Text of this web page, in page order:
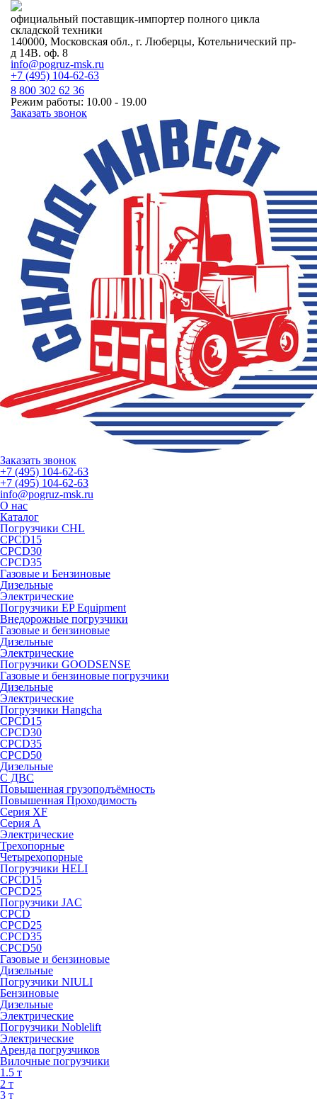
официальный поставщик-импортер полного цикла
складской техники
140000, Московская обл., г. Люберцы, Котельнический пр-
д 14В. оф. 8
info@pogruz-msk.ru
+7 (495) 104-62-63
8 800 302 62 36
Режим работы: 10.00 - 19.00
Заказать звонок
Заказать звонок
+7 (495) 104-62-63
+7 (495) 104-62-63
info@pogruz-msk.ru
О нас
Каталог
Погрузчики CHL
CPCD15
CPCD30
CPCD35
Газовые и Бензиновые
Дизельные
Электрические
Погрузчики EP Equipment
Внедорожные погрузчики
Газовые и бензиновые
Дизельные
Электрические
Погрузчики GOODSENSE
Газовые и бензиновые погрузчики
Дизельные
Электрические
Погрузчики Hangcha
CPCD15
CPCD30
CPCD35
CPCD50
Дизельные
С ДВС
Повышенная грузоподъёмность
Повышенная Проходимость
Серия XF
Серия А
Электрические
Трехопорные
Четырехопорные
Погрузчики HELI
CPCD15
CPCD25
Погрузчики JAC
CPCD
CPCD25
CPCD35
CPCD50
Газовые и бензиновые
Дизельные
Погрузчики NIULI
Бензиновые
Дизельные
Электрические
Погрузчики Noblelift
Электрические
Аренда погрузчиков
Вилочные погрузчики
1.5 т
2 т
3 т